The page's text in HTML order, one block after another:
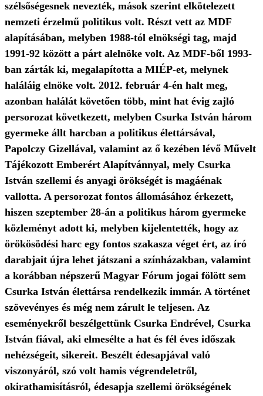
szélsőségesnek nevezték, mások szerint elkötelezett
nemzeti érzelmű politikus volt. Részt vett az MDF
alapításában, melyben 1988-tól elnökségi tag, majd
1991-92 között a párt alelnöke volt. Az MDF-ből 1993-
ban zárták ki, megalapította a MIÉP-et, melynek
haláláig elnöke volt. 2012. február 4-én halt meg,
azonban halálát követően több, mint hat évig zajló
persorozat következett, melyben Csurka István három
gyermeke állt harcban a politikus élettársával,
Papolczy Gizellával, valamint az ő kezében lévő Művelt
Tájékozott Emberért Alapítvánnyal, mely Csurka
István szellemi és anyagi örökségét is magáénak
vallotta. A persorozat fontos állomásához érkezett,
hiszen szeptember 28-án a politikus három gyermeke
közleményt adott ki, melyben kijelentették, hogy az
örökösödési harc egy fontos szakasza véget ért, az író
darabjait újra lehet játszani a színházakban, valamint
a korábban népszerű Magyar Fórum jogai fölött sem
Csurka István élettársa rendelkezik immár. A történet
szövevényes és még nem zárult le teljesen. Az
eseményekről beszélgettünk Csurka Endrével, Csurka
István fiával, aki elmesélte a hat és fél éves időszak
nehézségeit, sikereit. Beszélt édesapjával való
viszonyáról, szó volt hamis végrendeletről,
okirathamisításról, édesapja szellemi örökségének